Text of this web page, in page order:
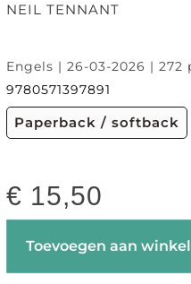
NEIL TENNANT
Engels | 26-03-2026 | 272
9780571397891
Paperback / softback
€ 15,50
Toevoegen aan